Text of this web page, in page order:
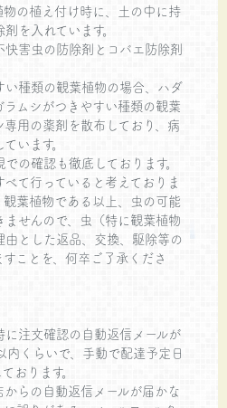
の植え付け時に、土の中に持
を入れています。
快害虫の防除剤とコバエ防除剤
い種類の観葉植物の場合、ハダ
ムシがつきやすい種類の観葉
用の薬剤を散布しており、病
います。
の確認も徹底しております。
て行っていると考えておりま
葉植物である以上、虫の可能
せんので、虫（特に観葉植物
とした返品、交換、駆除等の
ことを、何卒ご了承くださ
注文確認の自動返信メールが
くらいで、手動で配達予定日
おります。
らの自動返信メールが届かな